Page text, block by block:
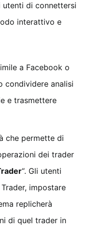
di connettersi
interattivo e
a Facebook o
condividere analisi
e trasmettere
che permette di
dei trader
“. Gli utenti
impostare
replicherà
di quel trader in